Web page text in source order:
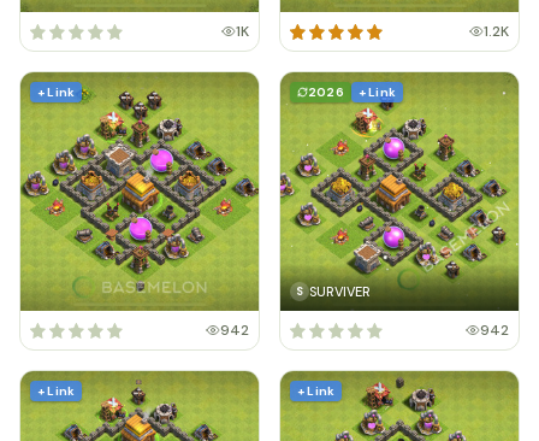
1K 1.2K
+ Link
942
2026 + Link
S SURVIVER
942
+ Link + Link